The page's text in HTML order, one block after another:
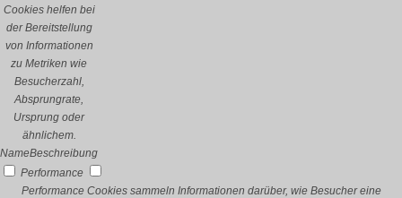
Cookies helfen bei
der Bereitstellung
von Informationen
zu Metriken wie
Besucherzahl,
Absprungrate,
Ursprung oder
ähnlichem.
NameBeschreibung
Performance
Performance Cookies sammeln Informationen darüber, wie Besucher eine